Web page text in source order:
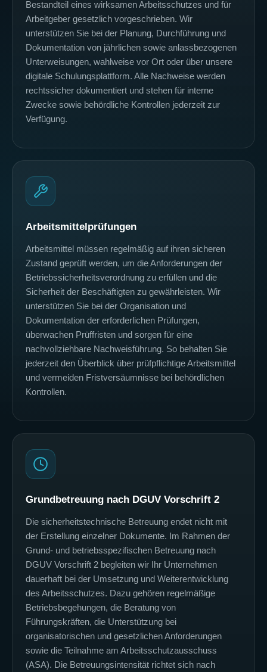
Bestandteil eines wirksamen Arbeitsschutzes und für
Arbeitgeber gesetzlich vorgeschrieben. Wir
unterstützen Sie bei der Planung, Durchführung und
Dokumentation von jährlichen sowie anlassbezogenen
Unterweisungen, wahlweise vor Ort oder über unsere
digitale Schulungsplattform. Alle Nachweise werden
rechtssicher dokumentiert und stehen für interne
Zwecke sowie behördliche Kontrollen jederzeit zur
Verfügung.
Arbeitsmittelprüfungen
Arbeitsmittel müssen regelmäßig auf ihren sicheren
Zustand geprüft werden, um die Anforderungen der
Betriebssicherheitsverordnung zu erfüllen und die
Sicherheit der Beschäftigten zu gewährleisten. Wir
unterstützen Sie bei der Organisation und
Dokumentation der erforderlichen Prüfungen,
überwachen Prüffristen und sorgen für eine
nachvollziehbare Nachweisführung. So behalten Sie
jederzeit den Überblick über prüfpflichtige Arbeitsmittel
und vermeiden Fristversäumnisse bei behördlichen
Kontrollen.
Grundbetreuung nach DGUV Vorschrift 2
Die sicherheitstechnische Betreuung endet nicht mit
der Erstellung einzelner Dokumente. Im Rahmen der
Grund- und betriebsspezifischen Betreuung nach
DGUV Vorschrift 2 begleiten wir Ihr Unternehmen
dauerhaft bei der Umsetzung und Weiterentwicklung
des Arbeitsschutzes. Dazu gehören regelmäßige
Betriebsbegehungen, die Beratung von
Führungskräften, die Unterstützung bei
organisatorischen und gesetzlichen Anforderungen
sowie die Teilnahme am Arbeitsschutzausschuss
(ASA). Die Betreuungsintensität richtet sich nach